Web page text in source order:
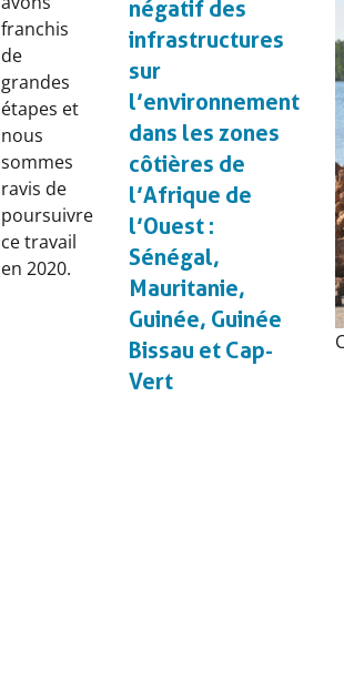
franchis
de
grandes
étapes et
nous
sommes
ravis de
poursuivre
ce travail
en 2020.
négatif des
infrastructures
sur
l’environnement
dans les zones
côtières de
l’Afrique de
l’Ouest :
Sénégal,
Mauritanie,
Guinée, Guinée
Bissau et Cap-
Vert